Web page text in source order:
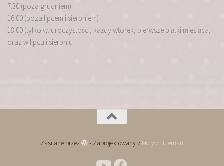
7:30 (poza grudniem)
16:00 (poza lipcem i sierpniem)
18:00 (tylko w: uroczystości, każdy wtorek, pierwsze piątki miesiąca,
oraz w lipcu i sierpniu
Zasilane przez - Zaprojektowany z Motyw Hueman